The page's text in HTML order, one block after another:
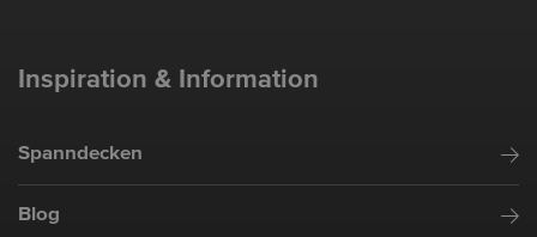
Inspiration & Information
Spanndecken
Blog